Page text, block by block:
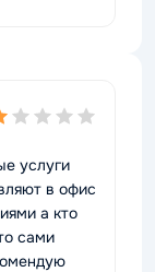
услуги
в офис
а кто
сами